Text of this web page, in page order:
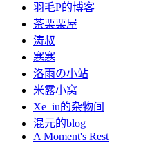
羽毛P的博客
茶栗栗屋
涛叔
寒寒
洛雨の小站
米露小窝
Xe_iu的杂物间
混元的blog
A Moment's Rest